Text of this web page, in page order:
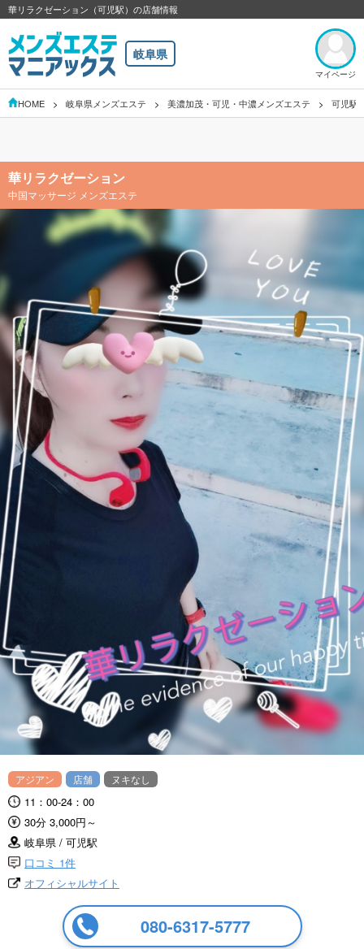
華リラクゼーション（可児駅）の店舗情報
岐阜県
マイページ
HOME 岐阜県メンズエステ 美濃加茂・可児・中濃メンズエステ 可児駅
華リラクゼーション
中国マッサージ メンズエステ
アジアン 店舗 ヌキなし
11：00-24：00
30分 3,000円～
岐阜県 / 可児駅
口コミ 1件
オフィシャルサイト
080-6317-5777